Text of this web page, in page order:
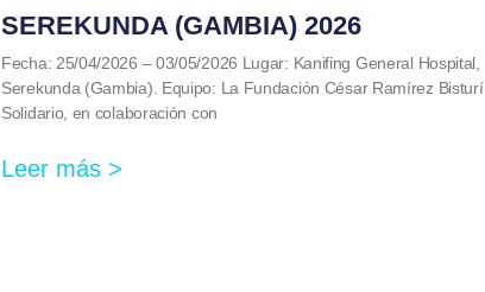
SEREKUNDA (GAMBIA) 2026
Fecha: 25/04/2026 – 03/05/2026 Lugar: Kanifing General Hospital,
Serekunda (Gambia). Equipo: La Fundación César Ramírez Bisturí
Solidario, en colaboración con
Leer más >